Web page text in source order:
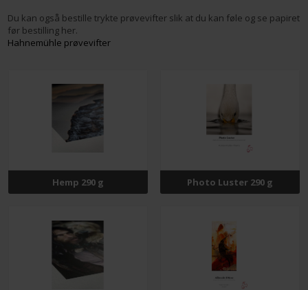
Du kan også bestille trykte prøvevifter slik at du kan føle og se papiret
før bestilling her.
Hahnemühle prøvevifter
Hemp 290 g Photo Luster 290 g